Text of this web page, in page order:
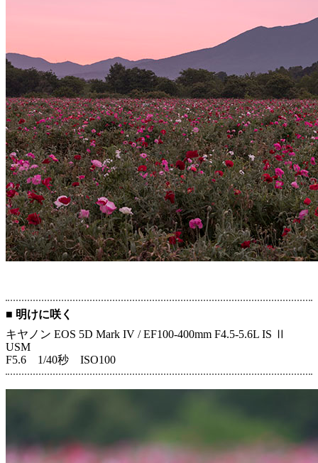
■ 明けに咲く
キヤノン EOS 5D Mark IV / EF100-400mm F4.5-5.6L IS Ⅱ
USM
F5.6 1/40秒 ISO100